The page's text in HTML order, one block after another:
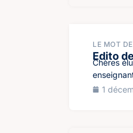
LE MOT
Edito
Chères
1